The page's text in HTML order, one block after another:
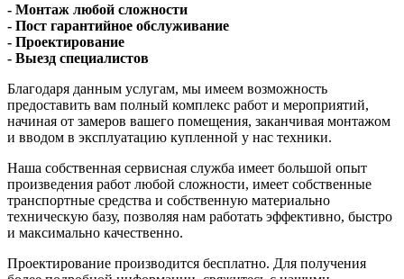
- Монтаж любой сложности
- Пост гарантийное обслуживание
- Проектирование
- Выезд специалистов
Благодаря данным услугам, мы имеем возможность
предоставить вам полный комплекс работ и мероприятий,
начиная от замеров вашего помещения, заканчивая монтажом
и вводом в эксплуатацию купленной у нас техники.
Наша собственная сервисная служба имеет большой опыт
произведения работ любой сложности, имеет собственные
транспортные средства и собственную материально
техническую базу, позволяя нам работать эффективно, быстро
и максимально качественно.
Проектирование производится бесплатно. Для получения